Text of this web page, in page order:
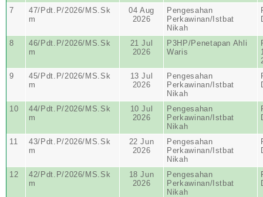
7
47/Pdt.P/2026/MS.Sk
m
04 Aug
2026
Pengesahan
Perkawinan/Istbat
Nikah
8
46/Pdt.P/2026/MS.Sk
m
21 Jul
2026
P3HP/Penetapan Ahli
Waris
9
45/Pdt.P/2026/MS.Sk
m
13 Jul
2026
Pengesahan
Perkawinan/Istbat
Nikah
10
44/Pdt.P/2026/MS.Sk
m
10 Jul
2026
Pengesahan
Perkawinan/Istbat
Nikah
11
43/Pdt.P/2026/MS.Sk
m
22 Jun
2026
Pengesahan
Perkawinan/Istbat
Nikah
12
42/Pdt.P/2026/MS.Sk
m
18 Jun
2026
Pengesahan
Perkawinan/Istbat
Nikah